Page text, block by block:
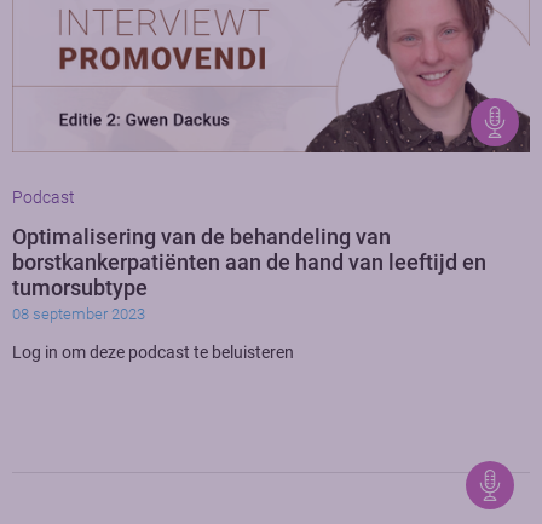
Podcast
Optimalisering van de behandeling van
borstkankerpatiënten aan de hand van leeftijd en
tumorsubtype
08 september 2023
Log in om deze podcast te beluisteren